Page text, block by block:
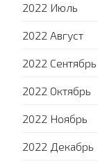
2022 Июль
2022 Август
2022 Сентябрь
2022 Октябрь
2022 Ноябрь
2022 Декабрь